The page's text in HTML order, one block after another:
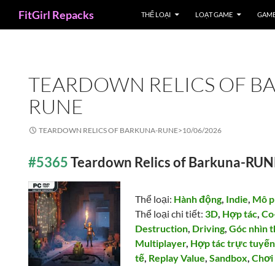
FitGirl Repacks THỂ LOẠI LOẠT GAME
TEARDOWN RELICS OF
RUNE
TEARDOWN RELICS OF BARKUNA-RUNE>10/06/2026
#5365Teardown Relics of Barkuna-
Thể loại: Hành động, Indie, Mô
Thể loại chi tiết: 3D, Hợp tác,
Destruction, Driving,Góc nhìn
Multiplayer, Hợp tác trực tuyến
tế, Replay Value,Sandbox,